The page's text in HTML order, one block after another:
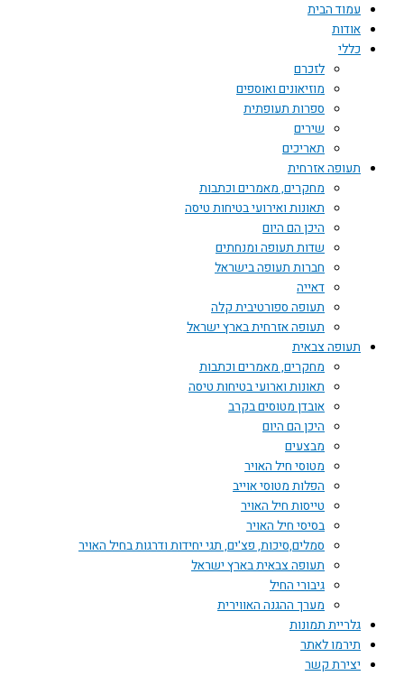
עמוד הבית
אודות
כללי
לזכרם
מוזיאונים ואוספים
ספרות תעופתית
שירים
תאריכים
תעופה אזרחית
מחקרים, מאמרים וכתבות
תאונות ואירועי בטיחות טיסה
היכן הם היום
שדות תעופה ומנחתים
חברות תעופה בישראל
דאייה
תעופה ספורטיבית קלה
תעופה אזרחית בארץ ישראל
תעופה צבאית
מחקרים, מאמרים וכתבות
תאונות וארועי בטיחות טיסה
אובדן מטוסים בקרב
היכן הם היום
מבצעים
מטוסי חיל האויר
הפלות מטוסי אוייב
טייסות חיל האויר
בסיסי חיל האויר
סמלים,סיכות, פצ'ים, תגי יחידות ודרגות בחיל האויר
תעופה צבאית בארץ ישראל
גיבורי החיל
מערך ההגנה האווירית
גלריית תמונות
תירמו לאתר
יצירת קשר